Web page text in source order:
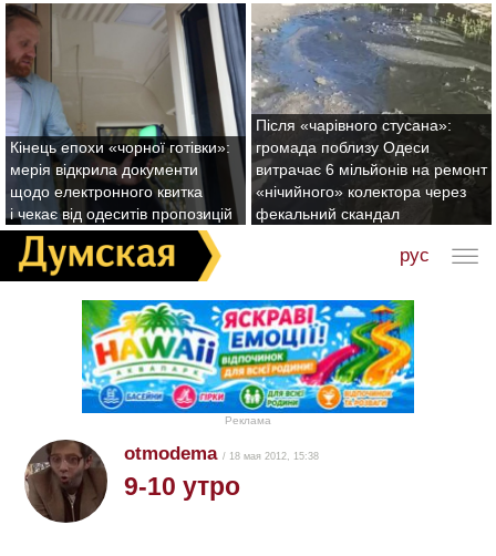
Кінець епохи «чорної готівки»:
мерія відкрила документи
щодо електронного квитка
і чекає від одеситів пропозицій
Після «чарівного стусана»:
громада поблизу Одеси
витрачає 6 мільйонів на ремонт
«нічийного» колектора через
фекальний скандал
рус
Реклама
otmodema / 18 мая 2012, 15:38
9-10 утро